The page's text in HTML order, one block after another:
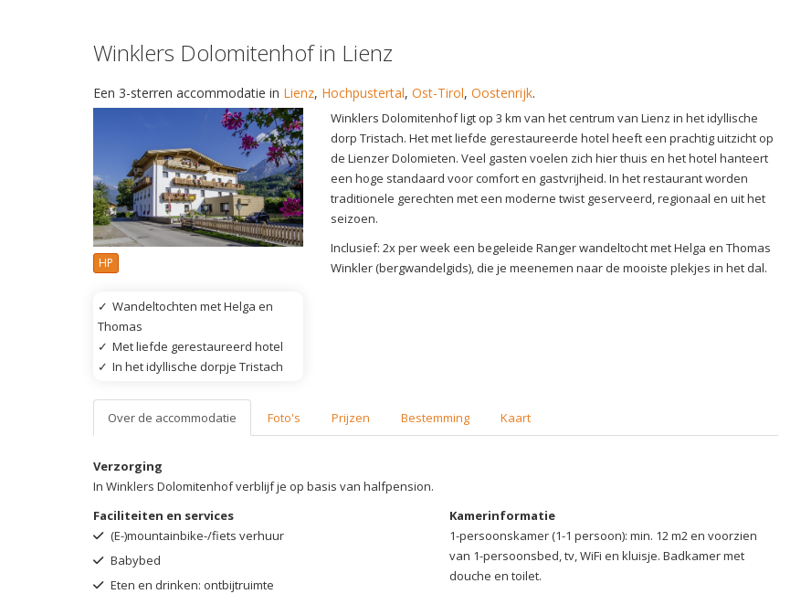
Winklers Dolomitenhof in Lienz
Een 3-sterren accommodatie in Lienz, Hochpustertal, Ost-Tirol, Oostenrijk.
HP
✓ Wandeltochten met Helga en
Thomas
✓ Met liefde gerestaureerd hotel
✓ In het idyllische dorpje Tristach
Winklers Dolomitenhof ligt op 3 km van het centrum van Lienz in het idyllische
dorp Tristach. Het met liefde gerestaureerde hotel heeft een prachtig uitzicht op
de Lienzer Dolomieten. Veel gasten voelen zich hier thuis en het hotel hanteert
een hoge standaard voor comfort en gastvrijheid. In het restaurant worden
traditionele gerechten met een moderne twist geserveerd, regionaal en uit het
seizoen.
Inclusief: 2x per week een begeleide Ranger wandeltocht met Helga en Thomas
Winkler (bergwandelgids), die je meenemen naar de mooiste plekjes in het dal.
Over de accommodatie Foto's Prijzen Bestemming Kaart
Verzorging
In Winklers Dolomitenhof verblijf je op basis van halfpension.
Faciliteiten en services
(E-)mountainbike-/fiets verhuur
Babybed
Eten en drinken: ontbijtruimte
Kamerinformatie
1-persoonskamer (1-1 persoon): min. 12 m2 en voorzien
van 1-persoonsbed, tv, WiFi en kluisje. Badkamer met
douche en toilet.